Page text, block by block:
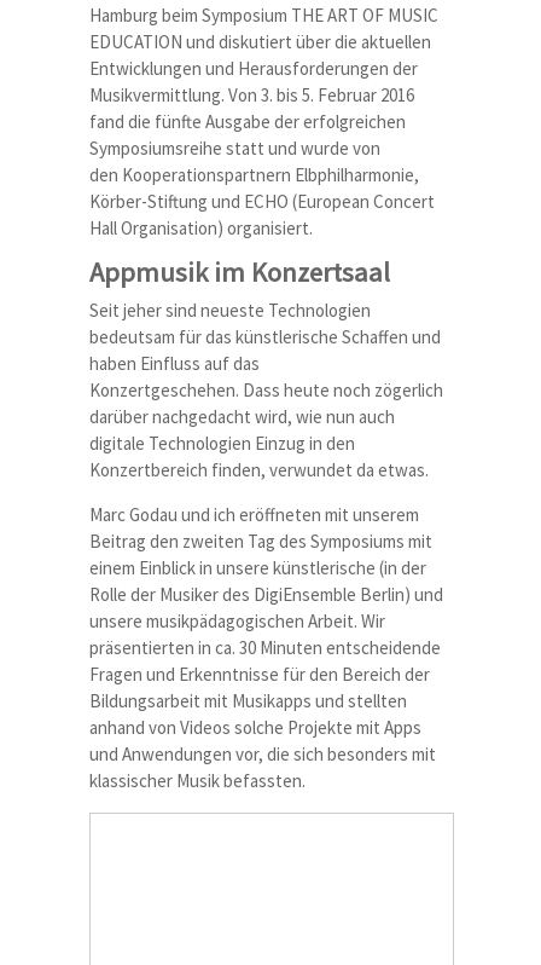
Hamburg beim Symposium THE ART OF MUSIC
EDUCATION und diskutiert über die aktuellen
Entwicklungen und Herausforderungen der
Musikvermittlung. Von 3. bis 5. Februar 2016
fand die fünfte Ausgabe der erfolgreichen
Symposiumsreihe statt und wurde von
den Kooperationspartnern Elbphilharmonie,
Körber-Stiftung und ECHO (European Concert
Hall Organisation) organisiert.
Appmusik im Konzertsaal
Seit jeher sind neueste Technologien
bedeutsam für das künstlerische Schaffen und
haben Einfluss auf das
Konzertgeschehen. Dass heute noch zögerlich
darüber nachgedacht wird, wie nun auch
digitale Technologien Einzug in den
Konzertbereich finden, verwundet da etwas.
Marc Godau und ich eröffneten mit unserem
Beitrag den zweiten Tag des Symposiums mit
einem Einblick in unsere künstlerische (in der
Rolle der Musiker des DigiEnsemble Berlin) und
unsere musikpädagogischen Arbeit. Wir
präsentierten in ca. 30 Minuten entscheidende
Fragen und Erkenntnisse für den Bereich der
Bildungsarbeit mit Musikapps und stellten
anhand von Videos solche Projekte mit Apps
und Anwendungen vor, die sich besonders mit
klassischer Musik befassten.